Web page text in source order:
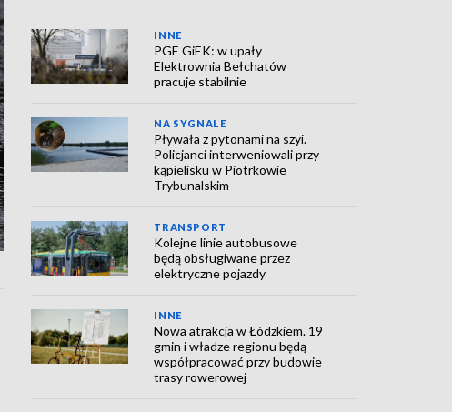
INNE
PGE GiEK: w upały
Elektrownia Bełchatów
pracuje stabilnie
NA SYGNALE
Pływała z pytonami na szyi.
Policjanci interweniowali przy
kąpielisku w Piotrkowie
Trybunalskim
TRANSPORT
Kolejne linie autobusowe
będą obsługiwane przez
elektryczne pojazdy
INNE
Nowa atrakcja w Łódzkiem. 19
gmin i władze regionu będą
współpracować przy budowie
trasy rowerowej